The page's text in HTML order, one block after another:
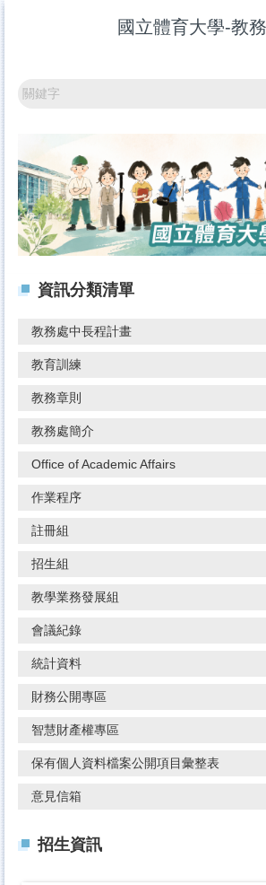
國立體育大學-教
資訊分類清單
教務處中長程計畫
教育訓練
教務章則
教務處簡介
Office of Academic Affairs
作業程序
註冊組
招生組
教學業務發展組
會議紀錄
統計資料
財務公開專區
智慧財產權專區
保有個人資料檔案公開項目彙整表
意見信箱
招生資訊